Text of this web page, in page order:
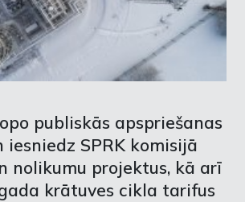
publiskās apspriešanas
iesniedz SPRK komisijā
nolikumu projektus, kā arī
krātuves cikla tarifus